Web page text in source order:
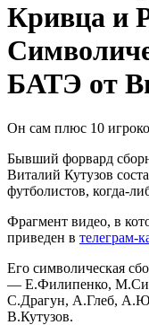
Кривца и
БАТЭ от
Он сам плюс 10
Бывший форвард
Виталий Кутузов
футболистов, когда-
Фрагмент видео, в
приведен в телеграм-
Его символическая
— Е.Филипенко,
С.Драгун, А.Глеб,
В.Кутузов.